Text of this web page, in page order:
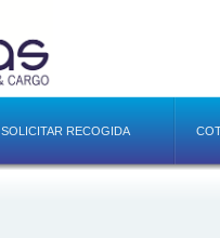
SOLICITAR RECOGIDA